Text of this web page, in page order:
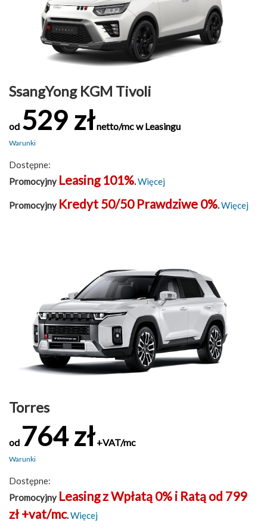
SsangYong KGM Tivoli
od 529 złnetto/mc w Leasingu
Warunki
Dostępne:
Promocyjny Leasing 101%.Więcej
Promocyjny Kredyt 50/50 Prawdziwe 0%.Więcej
Torres
od 764 zł +VAT/mc
Warunki
Dostępne:
Promocyjny Leasing z Wpłatą 0% i Ratą od 799
zł +vat/mc.Więcej